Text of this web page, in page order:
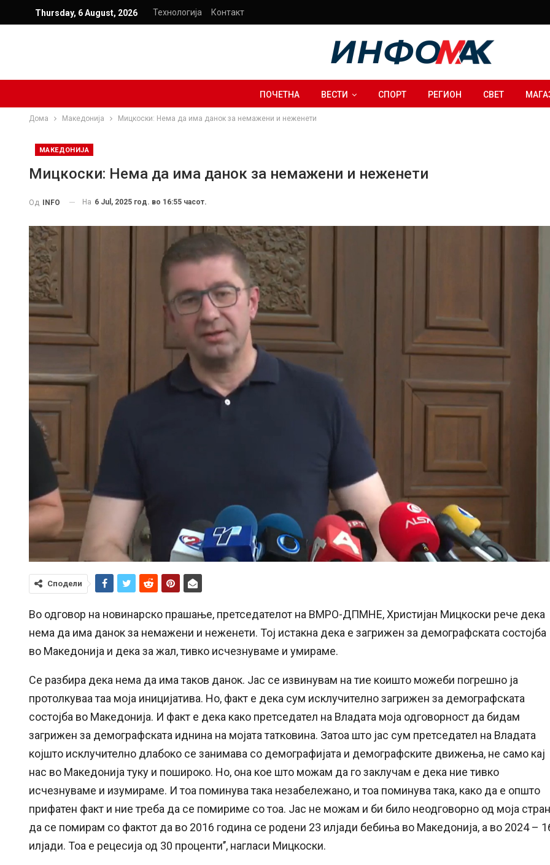
Thursday, 6 August, 2026 Технологија Контакт
ПОЧЕТНА ВЕСТИ СПОРТ РЕГИОН СВЕТ
Дома Македонија Мицкоски: Нема да има данок за немажени и неженети
МАКЕДОНИЈА
Мицкоски: Нема да има данок за немажени и неженети
Од INFO На 6 Jul, 2025 год. во 16:55 часот.
Сподели
Во одговор на новинарско прашање, претседателот на ВМРО-ДПМНЕ, Христијан Мицкоски рече дека
нема да има данок за немажени и неженети. Тој истакна дека е загрижен за демографската состојба
во Македонија и дека за жал, тивко исчезнуваме и умираме.
Се разбира дека нема да има таков данок. Јас се извинувам на тие коишто можеби погрешно ја
протолкуваа таа моја иницијатива. Но, факт е дека сум исклучително загрижен за демографската
состојба во Македонија. И факт е дека како претседател на Владата моја одговорност да бидам
загрижен за демографската иднина на мојата татковина. Затоа што јас сум претседател на Владата
којшто исклучително длабоко се занимава со демографијата и демографските движења, не само кај
нас во Македонија туку и пошироко. Но, она кое што можам да го заклучам е дека ние тивко
исчезнуваме и изумираме. И тоа поминува така незабележано, и тоа поминува така, како да е општо
прифатен факт и ние треба да се помириме со тоа. Јас не можам и би било неодговорно од моја
да се помирам со фактот да во 2016 година се родени 23 илјади бебиња во Македонија, а во 2024 –
илјади. Тоа е рецесија од 30 проценти’’, нагласи Мицкоски.